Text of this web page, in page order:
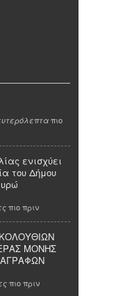
πιο
ενισχύει
του Δήμου
πιο πριν
ΜΟΝΗΣ
πιο πριν